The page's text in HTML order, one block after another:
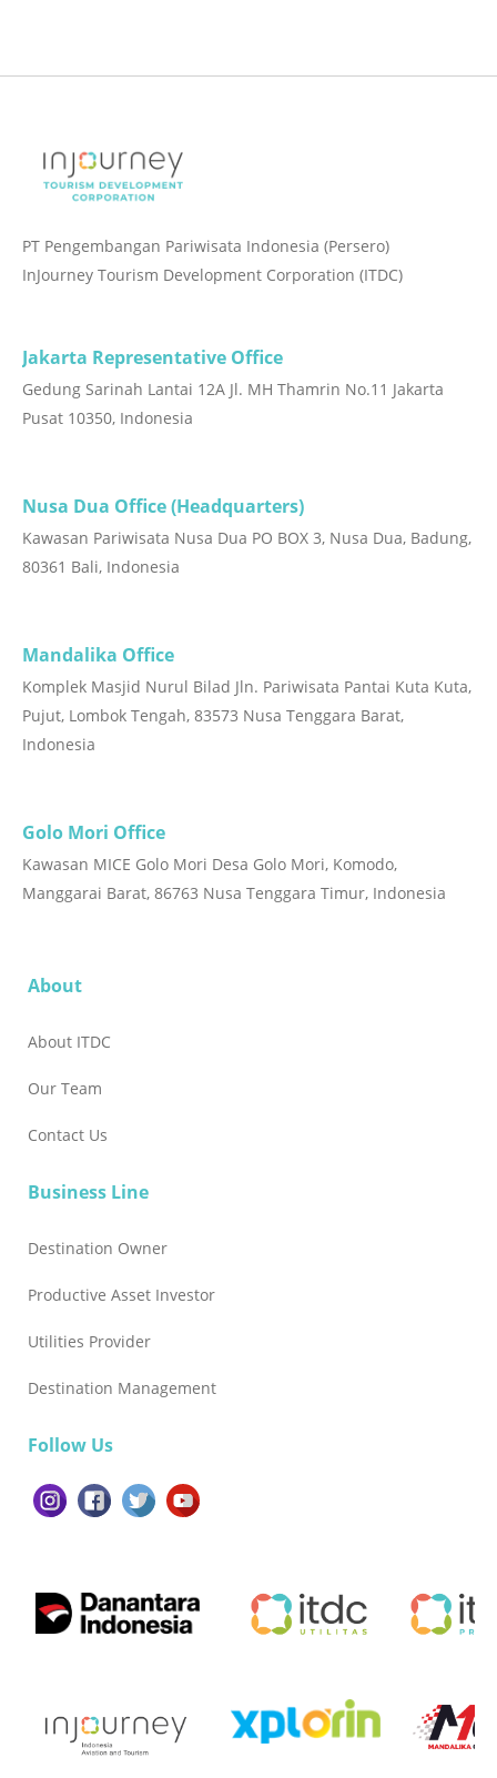
PT Pengembangan Pariwisata Indonesia (Persero)
InJourney Tourism Development Corporation (ITDC)
Jakarta Representative Office
Gedung Sarinah Lantai 12A Jl. MH Thamrin No.11 Jakarta
Pusat 10350, Indonesia
Nusa Dua Office (Headquarters)
Kawasan Pariwisata Nusa Dua PO BOX 3, Nusa Dua, Badung,
80361 Bali, Indonesia
Mandalika Office
Komplek Masjid Nurul Bilad Jln. Pariwisata Pantai Kuta Kuta,
Pujut, Lombok Tengah, 83573 Nusa Tenggara Barat,
Indonesia
Golo Mori Office
Kawasan MICE Golo Mori Desa Golo Mori, Komodo,
Manggarai Barat, 86763 Nusa Tenggara Timur, Indonesia
About
About ITDC
Our Team
Contact Us
Business Line
Destination Owner
Productive Asset Investor
Utilities Provider
Destination Management
Follow Us